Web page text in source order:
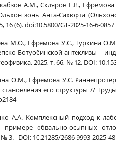
А.М., Скляров Е.В.,
зоны Анга-Сахюрта
(6). doi:10.5800/GT-2025-16-6-0857
М.О., Ефремова У.С., Туркина
Ботуобинской антеклизы –
2025, т. 66, № 12. DOI:
О.М., Ефремова У.С.
его структуры //
А.А. Комплексный подход к
примере обвально-осыпных
3. DOI: 10.21285/2686-9993-2025-